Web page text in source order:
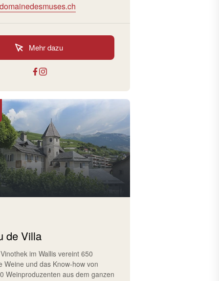
Mehr dazu
de Villa
im Wallis vereint 650
Weine und das Know-how von
Weinproduzenten aus dem ganzen